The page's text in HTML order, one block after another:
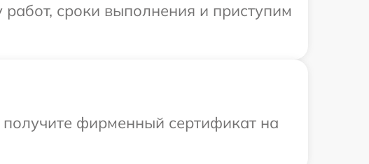
сроки выполнения и приступим
фирменный сертификат на